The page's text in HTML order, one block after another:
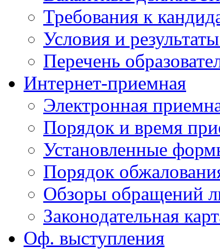
Требования к
Условия и
Перечень
Интернет-приемная
Электронная
Порядок и время
Установленные
Порядок
Обзоры обращений
Законодательная
Оф. выступления